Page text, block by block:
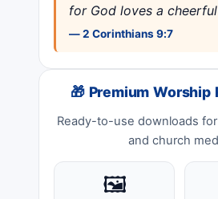
for God loves a
— 2 Corinthians 9:7
🎁 Premium Worship
Ready-to-use downloads
and church
🖼️